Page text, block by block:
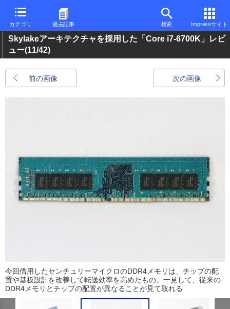
カテゴリ 過去記事 検索 Impressサイト
Skylakeアーキテクチャを採用した「Core i7-6700K」レビ
ュー(11/42)
前の画像 次の画像
今回借用したセンチュリーマイクロのDDR4メモリは、チップの配
置や基板設計を改善して転送効率を高めたもの。一見して、従来の
DDR4メモリとチップの配置が異なることが見て取れる